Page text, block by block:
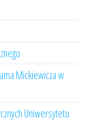
Mickiewicza w
Uniwersytetu